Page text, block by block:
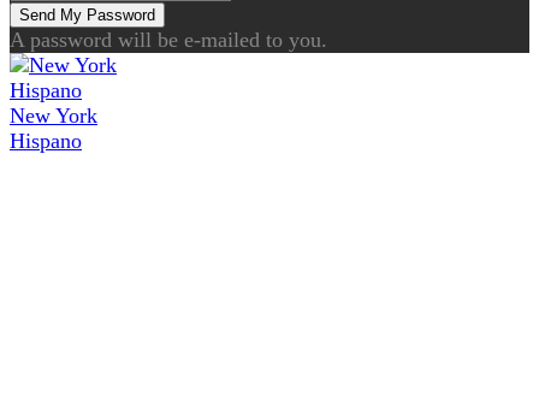
A password will be e-mailed to you.
New York
Hispano